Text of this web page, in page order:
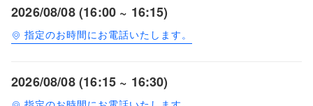
2026/08/08 (16:00 ~ 16:15)
指定のお時間にお電話いたします。
2026/08/08 (16:15 ~ 16:30)